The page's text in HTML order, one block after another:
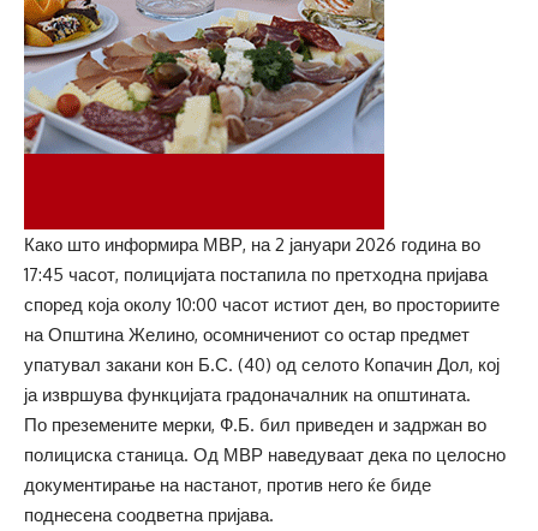
Како што информира МВР, на 2 јануари 2026 година во
17:45 часот, полицијата постапила по претходна пријава
според која околу 10:00 часот истиот ден, во просториите
на Општина Желино, осомничениот со остар предмет
упатувал закани кон Б.С. (40) од селото Копачин Дол, кој
ја извршува функцијата градоначалник на општината.
По преземените мерки, Ф.Б. бил приведен и задржан во
полициска станица. Од МВР наведуваат дека по целосно
документирање на настанот, против него ќе биде
поднесена соодветна пријава.